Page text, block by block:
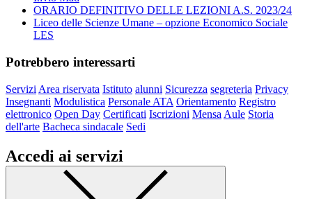
ORARIO DEFINITIVO DELLE LEZIONI A.S. 2023/24
Liceo delle Scienze Umane – opzione Economico Sociale
LES
Potrebbero interessarti
Servizi Area riservata Istituto alunni Sicurezza segreteria Privacy
Insegnanti Modulistica Personale ATA Orientamento Registro
elettronico Open Day Certificati Iscrizioni Mensa Aule Storia
dell'arte Bacheca sindacale Sedi
Accedi ai servizi